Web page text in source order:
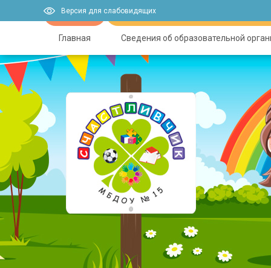
Версия для слабовидящих
Главная Сведения об образовательной